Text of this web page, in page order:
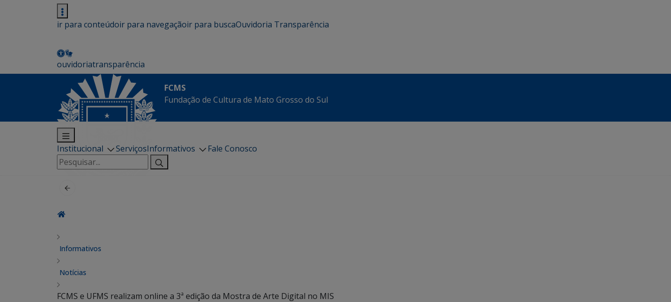
ir para conteúdoir para navegaçãoir para buscaOuvidoria Transparência
ouvidoriatransparência
FCMS
Fundação de Cultura de Mato Grosso do Sul
Institucional ServiçosInformativos
Fale Conosco
Pesquisar
por:
Informativos
Notícias
FCMS e UFMS realizam online a 3ª edição da Mostra de Arte Digital no MIS